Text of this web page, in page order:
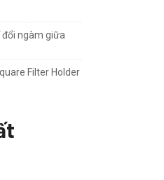
ngàm giữa
Filter Holder